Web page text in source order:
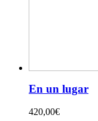
En un lugar
420,00€